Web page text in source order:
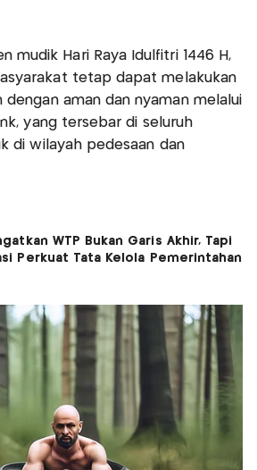
mudik Hari Raya Idulfitri 1446 H,
tetap dapat melakukan
dengan aman dan nyaman melalui
yang tersebar di seluruh
di wilayah pedesaan dan
WTP Bukan Garis Akhir, Tapi
Perkuat Tata Kelola Pemerintahan